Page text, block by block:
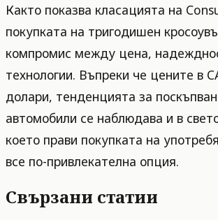
Както показва класацията на
покупката на тригодишен
компромис между цена,
технологии. Въпреки че цените в
долари, тенденцията за
автомобили се наблюдава и в
което прави покупката на
все по-привлекателна опция.
Свързани статии